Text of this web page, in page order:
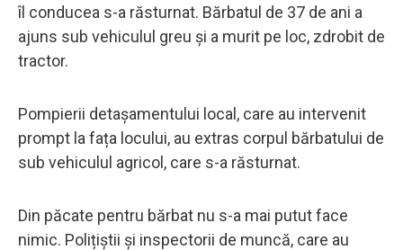
îl conducea s-a răsturnat. Bărbatul de 37 de ani a
ajuns sub vehiculul greu și a murit pe loc, zdrobit de
tractor.
Pompierii detașamentului local, care au intervenit
prompt la fața locului, au extras corpul bărbatului de
sub vehiculul agricol, care s-a răsturnat.
Din păcate pentru bărbat nu s-a mai putut face
nimic. Polițiștii și inspectorii de muncă, care au